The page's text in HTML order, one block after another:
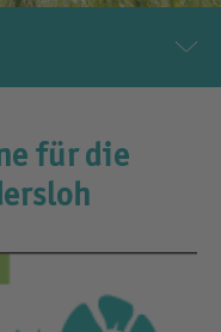
für die